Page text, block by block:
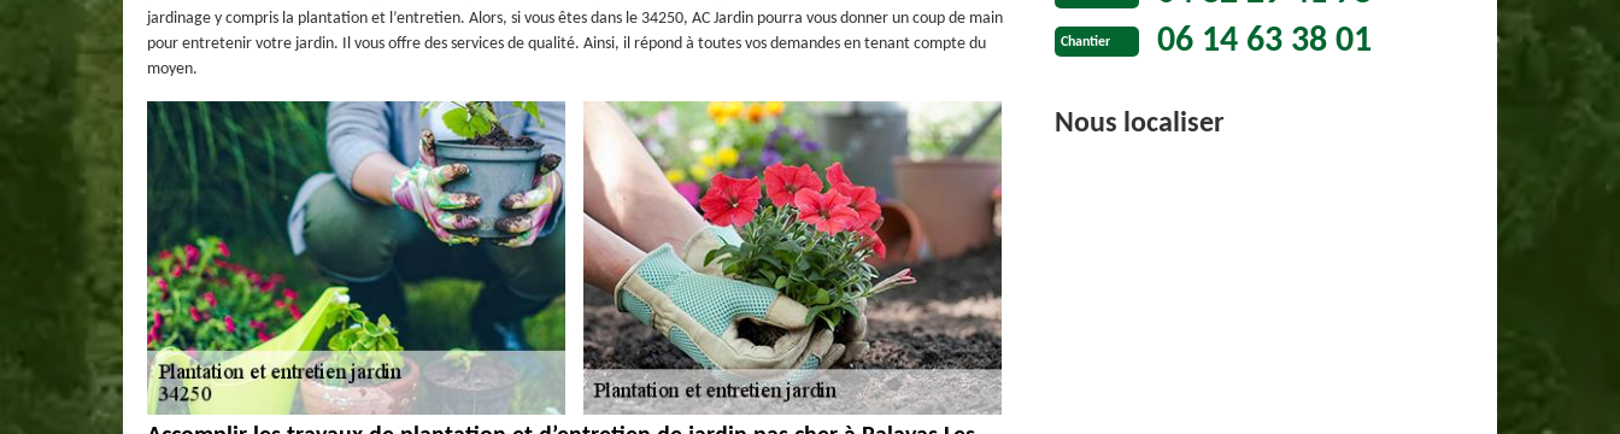
jardinage y compris la plantation et l’entretien. Alors, si vous êtes dans le 34250, AC Jardin pourra vous donner un coup de main
pour entretenir votre jardin. Il vous offre des services de qualité. Ainsi, il répond à toutes vos demandes en tenant compte du
moyen.
Chantier 06 14 63 38 01
Nous localiser